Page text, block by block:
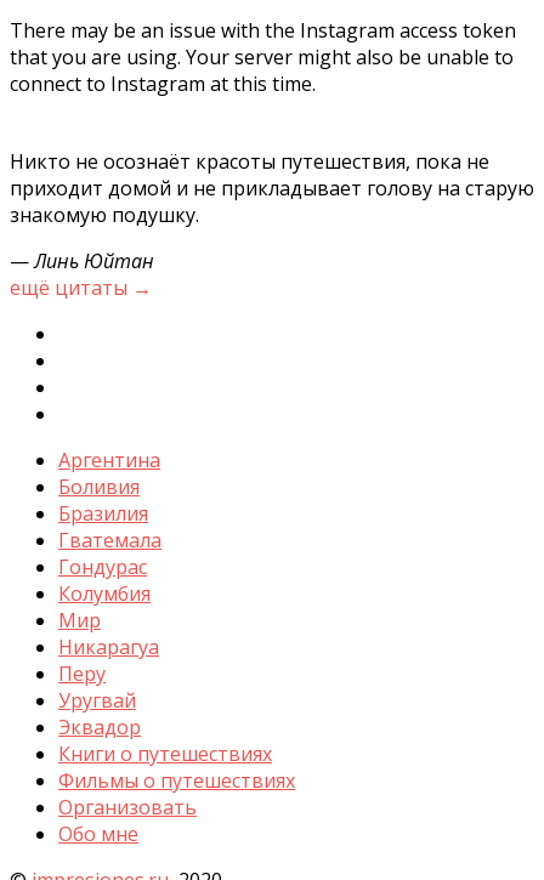
There may be an issue with the Instagram access token
that you are using. Your server might also be unable to
connect to Instagram at this time.
Никто не осознаёт красоты путешествия, пока не
приходит домой и не прикладывает голову на старую
знакомую подушку.
—Линь Юйтан
ещё цитаты →
Аргентина
Боливия
Бразилия
Гватемала
Гондурас
Колумбия
Мир
Никарагуа
Перу
Уругвай
Эквадор
Книги о путешествиях
Фильмы о путешествиях
Организовать
Обо мне